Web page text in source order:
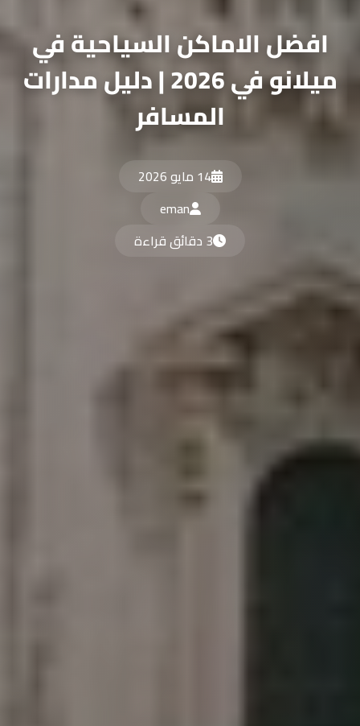
افضل الاماكن السياحية في
ميلانو في 2026 | دليل مدارات
المسافر
14 مايو 2026
eman
3 دقائق قراءة